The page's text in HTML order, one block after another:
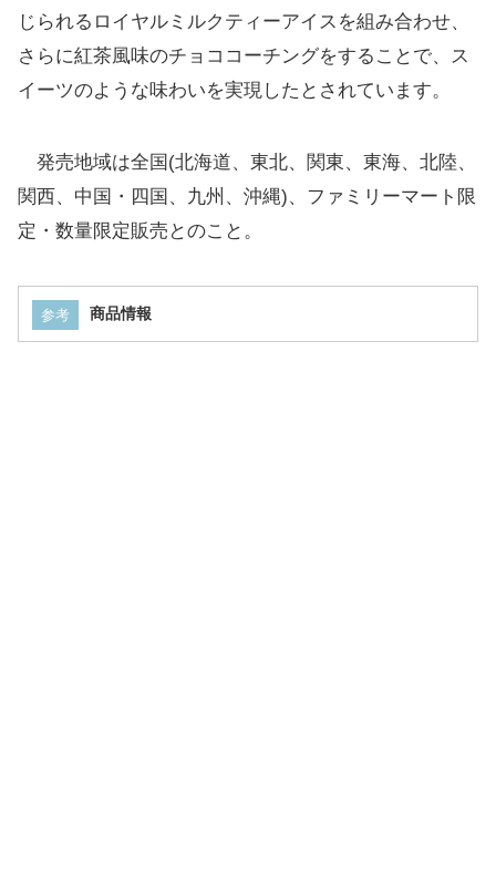
じられるロイヤルミルクティーアイスを組み合わせ、
さらに紅茶風味のチョココーチングをすることで、ス
イーツのような味わいを実現したとされています。
発売地域は全国(北海道、東北、関東、東海、北陸、
関西、中国・四国、九州、沖縄)、ファミリーマート限
定・数量限定販売とのこと。
参考 商品情報